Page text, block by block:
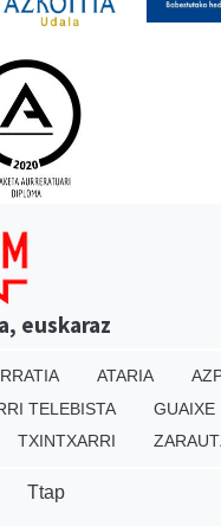
euskaraz
ATARIA
TELEBISTA GUAIXE
TXINTXARRI
Ttap